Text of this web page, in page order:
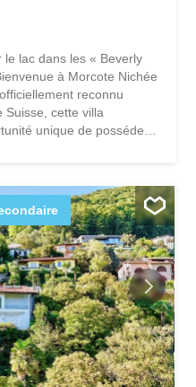
lac dans les « Beverly
à Morcote Nichée
reconnu
Suisse, cette villa
unique de posséder
le souffle sur le lac
beauté et de
unique se dresse fièrement
de Morcote - souvent
la Suisse - offrant à la
faites l’expérience : Des
de lumière naturelle
qui encadrent le lac
jardin privé parfait
soirées élégantes Deux